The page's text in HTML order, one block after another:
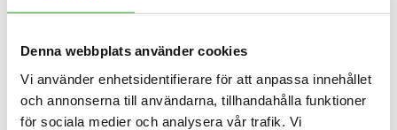
Denna webbplats använder cookies
Vi använder enhetsidentifierare för att anpassa innehållet
och annonserna till användarna, tillhandahålla funktioner
för sociala medier och analysera vår trafik. Vi